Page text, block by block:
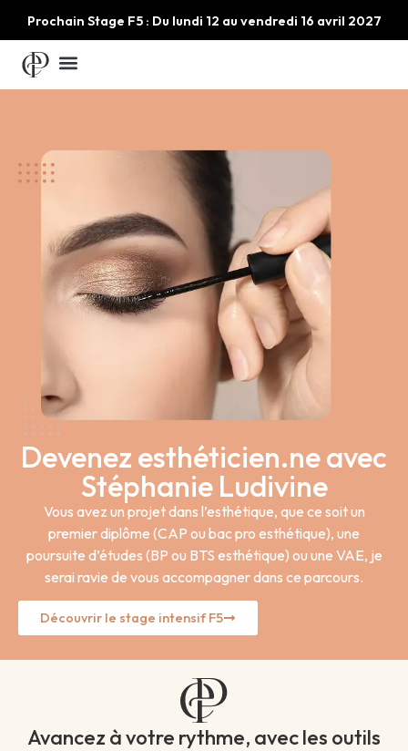
Prochain Stage F5 : Du lundi 12 au vendredi 16 avril 2027
Devenez esthéticien.ne avec
Stéphanie Ludivine
Vous avez un projet dans l’esthétique, que ce soit un
premier diplôme (CAP ou bac pro esthétique), une
poursuite d’études (BP ou BTS esthétique) ou une VAE, je
serai ravie de vous accompagner dans ce parcours.
Découvrir le stage intensif F5
Avancez à votre rythme, avec les outils